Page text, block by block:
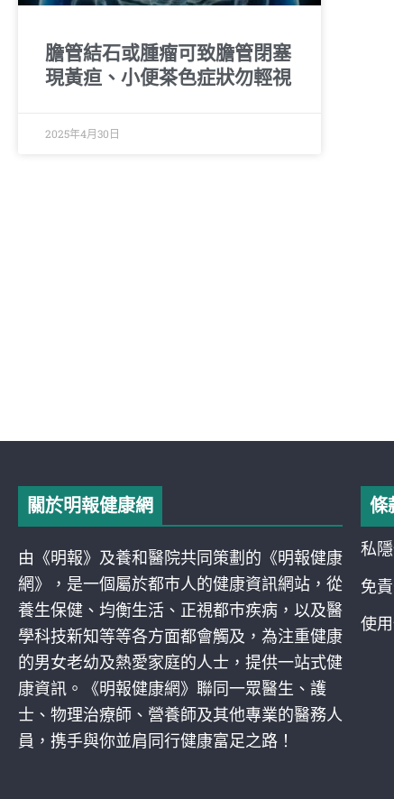
膽管結石或腫瘤可致膽管閉塞
現黃疸、小便茶色症狀勿輕視
2025年4月30日
關於明報健康網
由《明報》及養和醫院共同策劃的《明報健康
網》，是一個屬於都巿人的健康資訊網站，從
養生保健、均衡生活、正視都巿疾病，以及醫
學科技新知等等各方面都會觸及，為注重健康
的男女老幼及熱愛家庭的人士，提供一站式健
康資訊。《明報健康網》聯同一眾醫生、護
士、物理治療師、營養師及其他專業的醫務人
員，携手與你並肩同行健康富足之路！
條
私
免
使